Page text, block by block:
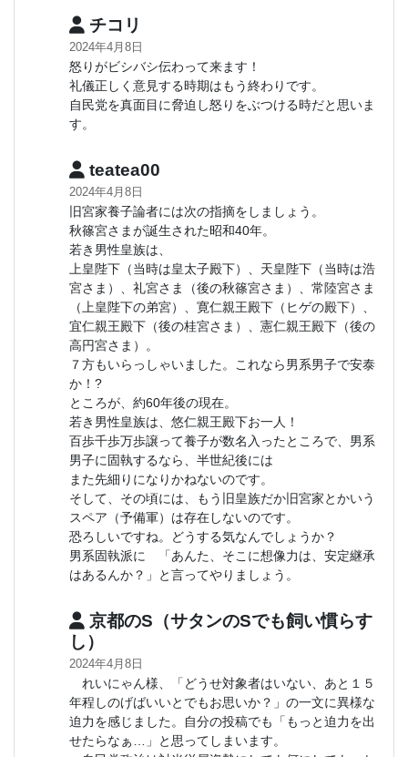
チコリ
2024年4月8日
怒りがビシバシ伝わって来ます！
礼儀正しく意見する時期はもう終わりです。
自民党を真面目に脅迫し怒りをぶつける時だと思いま
す。
teatea00
2024年4月8日
旧宮家養子論者には次の指摘をしましょう。
秋篠宮さまが誕生された昭和40年。
若き男性皇族は、
上皇陛下（当時は皇太子殿下）、天皇陛下（当時は浩
宮さま）、礼宮さま（後の秋篠宮さま）、常陸宮さま
（上皇陛下の弟宮）、寛仁親王殿下（ヒゲの殿下）、
宜仁親王殿下（後の桂宮さま）、憲仁親王殿下（後の
高円宮さま）。
７方もいらっしゃいました。これなら男系男子で安泰
か！?
ところが、約60年後の現在。
若き男性皇族は、悠仁親王殿下お一人！
百歩千歩万歩譲って養子が数名入ったところで、男系
男子に固執するなら、半世紀後には
また先細りになりかねないのです。
そして、その頃には、もう旧皇族だか旧宮家とかいう
スペア（予備軍）は存在しないのです。
恐ろしいですね。どうする気なんでしょうか？
男系固執派に 「あんた、そこに想像力は、安定継承
はあるんか？」と言ってやりましょう。
京都のS（サタンのSでも飼い慣らす
し）
2024年4月8日
れいにゃん様、「どうせ対象者はいない、あと１５
年程しのげばいいとでもお思いか？」の一文に異様な
迫力を感じました。自分の投稿でも「もっと迫力を出
せたらなぁ…」と思ってしまいます。